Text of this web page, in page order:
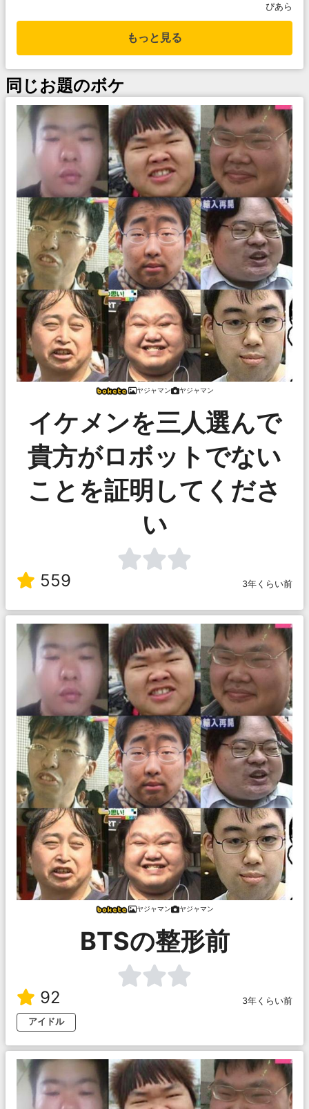
ぴあら
もっと見る
同じお題のボケ
ヤジャマン ヤジャマン
イケメンを三人選んで
貴方がロボットでない
ことを証明してくださ
い
559 3年くらい前
ヤジャマン ヤジャマン
BTSの整形前
92
3年くらい前
アイドル